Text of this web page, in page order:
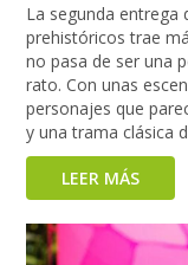
La segunda entrega
prehistóricos trae
no pasa de ser una
rato. Con unas
personajes que
y una trama clásica
LEER MÁS